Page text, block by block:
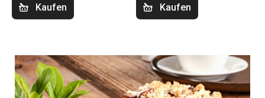
Kaufen Kaufen